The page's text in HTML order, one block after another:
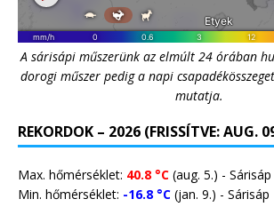
A sárisápi műszerünk az elmúlt 24 órában
dorogi műszer pedig a napi
mutatja.
REKORDOK – 2026 (FRISSÍTVE: AUG.
Max. hőmérséklet: 40.8 °C (aug. 5.) - Sárisáp
Min. hőmérséklet: -16.8 °C (jan. 9.) - Sárisáp